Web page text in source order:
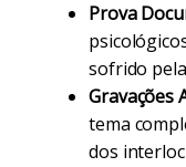
Prova
sofrido
Gravações
tema
dos